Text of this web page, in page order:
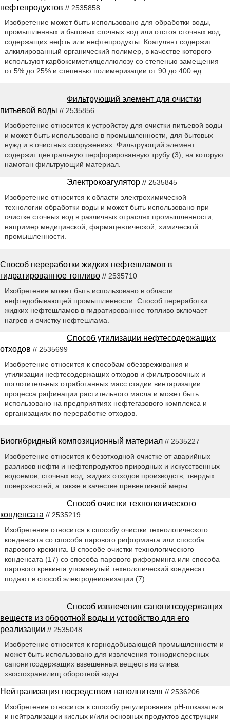
нефтепродуктов // 2535858
Изобретение может быть использовано для обработки воды,
промышленных и бытовых сточных вод или отстоя сточных вод,
содержащих нефть или нефтепродукты. Коагулянт содержит
алкилированный органический полимер, в качестве которого
используют карбоксиметилцеллюлозу со степенью замещения
от 5% до 25% и степенью полимеризации от 90 до 400 ед.
Фильтрующий элемент для очистки
питьевой воды // 2535856
Изобретение относится к устройству для очистки питьевой воды
и может быть использовано в промышленности, для бытовых
нужд и в очистных сооружениях. Фильтрующий элемент
содержит центральную перфорированную трубу (3), на которую
намотан фильтрующий материал.
Электрокоагулятор // 2535845
Изобретение относится к области электрохимической
технологии обработки воды и может быть использовано при
очистке сточных вод в различных отраслях промышленности,
например медицинской, фармацевтической, химической
промышленности.
Способ переработки жидких нефтешламов в
гидратированное топливо // 2535710
Изобретение может быть использовано в области
нефтедобывающей промышленности. Способ переработки
жидких нефтешламов в гидратированное топливо включает
нагрев и очистку нефтешлама.
Способ утилизации нефтесодержащих
отходов // 2535699
Изобретение относится к способам обезвреживания и
утилизации нефтесодержащих отходов и фильтровочных и
поглотительных отработанных масс стадии винтаризации
процесса рафинации растительного масла и может быть
использовано на предприятиях нефтегазового комплекса и
организациях по переработке отходов.
Биогибридный композиционный материал // 2535227
Изобретение относится к безотходной очистке от аварийных
разливов нефти и нефтепродуктов природных и искусственных
водоемов, сточных вод, жидких отходов производств, твердых
поверхностей, а также в качестве превентивной меры.
Способ очистки технологического
конденсата // 2535219
Изобретение относится к способу очистки технологического
конденсата со способа парового риформинга или способа
парового крекинга. В способе очистки технологического
конденсата (17) со способа парового риформинга или способа
парового крекинга упомянутый технологический конденсат
подают в способ электродеионизации (7).
Способ извлечения сапонитсодержащих
веществ из оборотной воды и устройство для его
реализации // 2535048
Изобретение относится к горнодобывающей промышленности и
может быть использовано для извлечения тонкодисперсных
сапонитсодержащих взвешенных веществ из слива
хвостохранилищ оборотной воды.
Нейтрализация посредством наполнителя // 2536206
Изобретение относится к способу регулирования рН-показателя
и нейтрализации кислых и/или основных продуктов деструкции